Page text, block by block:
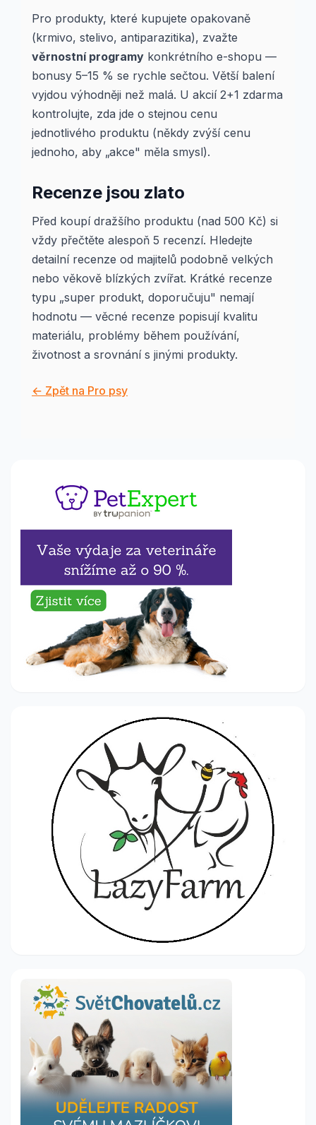
Pro produkty, které kupujete opakovaně
(krmivo, stelivo, antiparazitika), zvažte
věrnostní programy konkrétního e-shopu —
bonusy 5–15 % se rychle sečtou. Větší balení
vyjdou výhodněji než malá. U akcií 2+1 zdarma
kontrolujte, zda jde o stejnou cenu
jednotlivého produktu (někdy zvýší cenu
jednoho, aby „akce" měla smysl).
Recenze jsou zlato
Před koupí dražšího produktu (nad 500 Kč) si
vždy přečtěte alespoň 5 recenzí. Hledejte
detailní recenze od majitelů podobně velkých
nebo věkově blízkých zvířat. Krátké recenze
typu „super produkt, doporučuju" nemají
hodnotu — věcné recenze popisují kvalitu
materiálu, problémy během používání,
životnost a srovnání s jinými produkty.
← Zpět na Pro psy